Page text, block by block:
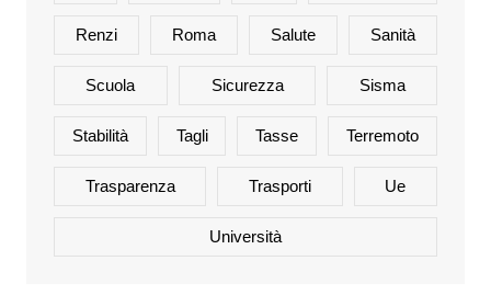
Renzi Roma Salute Sanità
Scuola Sicurezza Sisma
Stabilità Tagli Tasse Terremoto
Trasparenza Trasporti Ue
Università